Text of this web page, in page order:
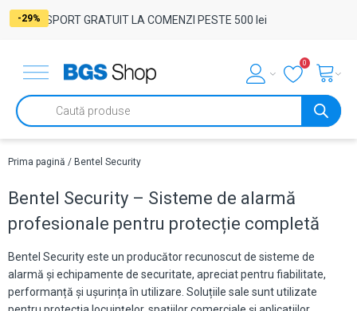
TRANSPORT GRATUIT LA COMENZI PESTE 500 lei
0
Products
search
Prima pagină / Bentel Security
Bentel Security – Sisteme de alarmă
profesionale pentru protecție completă
Bentel Security este un producător recunoscut de sisteme de
alarmă și echipamente de securitate, apreciat pentru fiabilitate,
performanță și ușurința în utilizare. Soluțiile sale sunt utilizate
-40%
-29%